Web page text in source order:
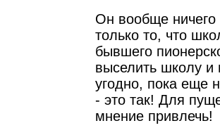
Он вообще ничего
только то, что
бывшего
выселить школу и
угодно, пока еще
- это так! Для
мнение привлечь!